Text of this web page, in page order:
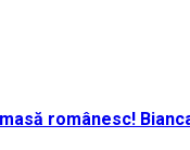
românesc!